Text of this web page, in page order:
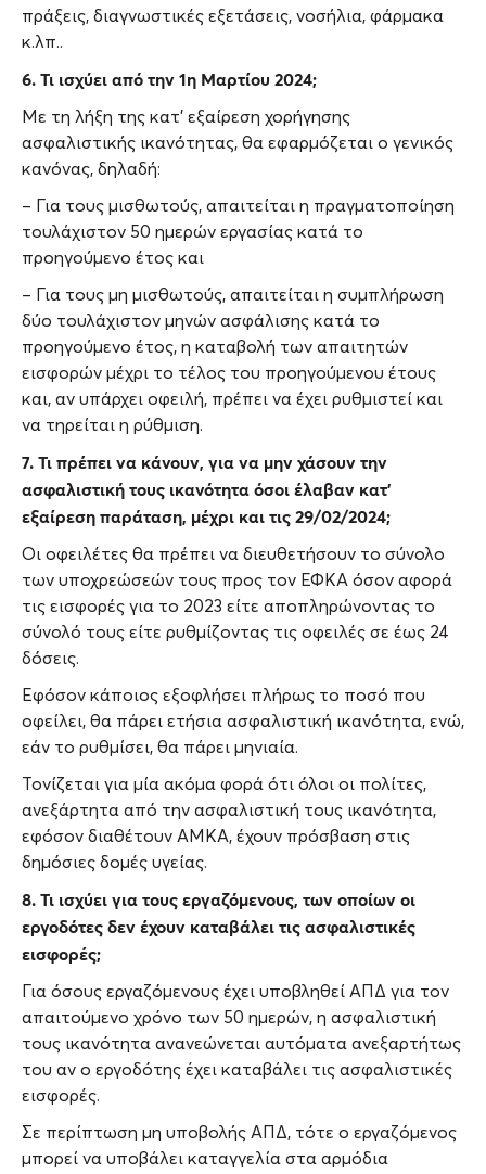
πράξεις, διαγνωστικές εξετάσεις, νοσήλια, φάρμακα
κ.λπ..
6. Τι ισχύει από την 1η Μαρτίου 2024;
Με τη λήξη της κατ’ εξαίρεση χορήγησης
ασφαλιστικής ικανότητας, θα εφαρμόζεται ο γενικός
κανόνας, δηλαδή:
– Για τους μισθωτούς, απαιτείται η πραγματοποίηση
τουλάχιστον 50 ημερών εργασίας κατά το
προηγούμενο έτος και
– Για τους μη μισθωτούς, απαιτείται η συμπλήρωση
δύο τουλάχιστον μηνών ασφάλισης κατά το
προηγούμενο έτος, η καταβολή των απαιτητών
εισφορών μέχρι το τέλος του προηγούμενου έτους
και, αν υπάρχει οφειλή, πρέπει να έχει ρυθμιστεί και
να τηρείται η ρύθμιση.
7. Τι πρέπει να κάνουν, για να μην χάσουν την
ασφαλιστική τους ικανότητα όσοι έλαβαν κατ’
εξαίρεση παράταση, μέχρι και τις 29/02/2024;
Οι οφειλέτες θα πρέπει να διευθετήσουν το σύνολο
των υποχρεώσεών τους προς τον ΕΦΚΑ όσον αφορά
τις εισφορές για το 2023 είτε αποπληρώνοντας το
σύνολό τους είτε ρυθμίζοντας τις οφειλές σε έως 24
δόσεις.
Εφόσον κάποιος εξοφλήσει πλήρως το ποσό που
οφείλει, θα πάρει ετήσια ασφαλιστική ικανότητα, ενώ,
εάν το ρυθμίσει, θα πάρει μηνιαία.
Τονίζεται για μία ακόμα φορά ότι όλοι οι πολίτες,
ανεξάρτητα από την ασφαλιστική τους ικανότητα,
εφόσον διαθέτουν ΑΜΚΑ, έχουν πρόσβαση στις
δημόσιες δομές υγείας.
8. Τι ισχύει για τους εργαζόμενους, των οποίων οι
εργοδότες δεν έχουν καταβάλει τις ασφαλιστικές
εισφορές;
Για όσους εργαζόμενους έχει υποβληθεί ΑΠΔ για τον
απαιτούμενο χρόνο των 50 ημερών, η ασφαλιστική
τους ικανότητα ανανεώνεται αυτόματα ανεξαρτήτως
του αν ο εργοδότης έχει καταβάλει τις ασφαλιστικές
εισφορές.
Σε περίπτωση μη υποβολής ΑΠΔ, τότε ο εργαζόμενος
μπορεί να υποβάλει καταγγελία στα αρμόδια